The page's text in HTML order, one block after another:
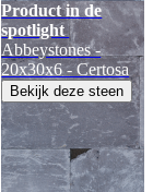
Product in de
spotlight
Abbeystones -
20x30x6 - Certosa
Bekijk deze steen